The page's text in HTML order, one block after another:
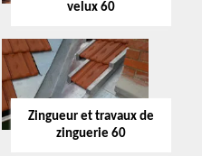
velux 60
Zingueur et travaux de
zinguerie 60